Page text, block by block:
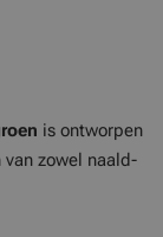
is ontworpen
zowel naald-